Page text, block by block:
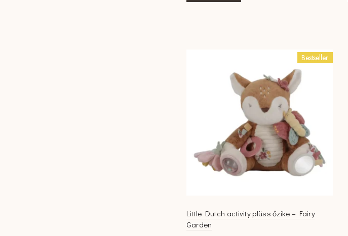
Bestseller
Little Dutch activity plüss őzike – Fairy
Garden